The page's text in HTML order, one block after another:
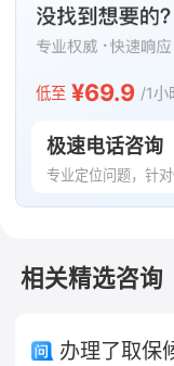
本文版权归原作者
温馨提示：法律问题
低至 ¥69.9 /1小
极速电话咨询
专业定位问题，针
相关精选咨询
办理了取保